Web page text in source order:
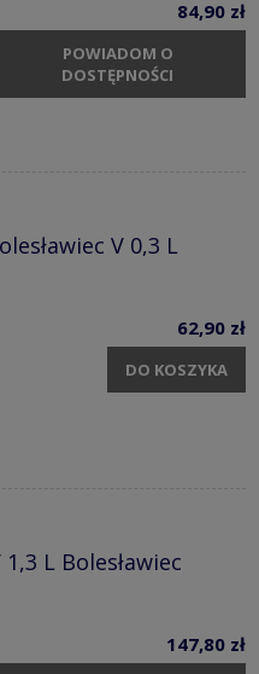
84,90 zł
POWIADOM O
DOSTĘPNOŚCI
V 0,3 L
62,90 zł
DO KOSZYKA
L Bolesławiec
147,80 zł